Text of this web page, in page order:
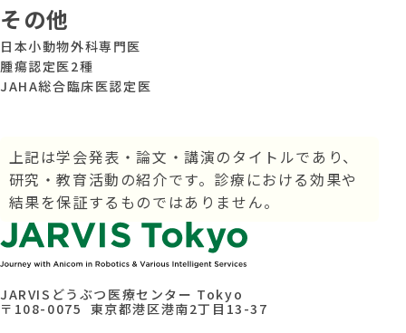
その他
日本小動物外科専門医
腫瘍認定医2種
JAHA総合臨床医認定医
上記は学会発表・論文・講演のタイトルであり、
研究・教育活動の紹介です。 診療における効果や
結果を保証するものではありません。
JARVISどうぶつ医療センター Tokyo
〒108-0075 東京都港区港南2丁目13-37